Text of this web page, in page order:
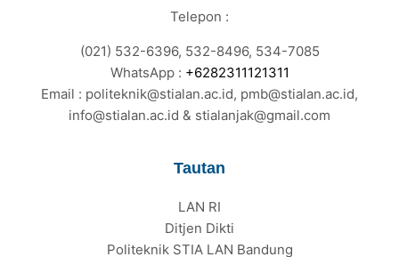
Telepon :
(021) 532-6396, 532-8496, 534-7085
WhatsApp : +6282311121311
Email : politeknik@stialan.ac.id, pmb@stialan.ac.id,
info@stialan.ac.id & stialanjak@gmail.com
Tautan
LAN RI
Ditjen Dikti
Politeknik STIA LAN Bandung